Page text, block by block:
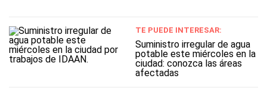
TE PUEDE INTERESAR:
Suministro irregular de agua
potable este miércoles en la
ciudad: conozca las áreas
afectadas